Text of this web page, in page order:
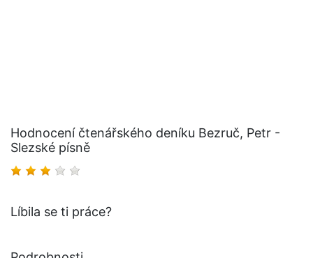
Hodnocení čtenářského deníku Bezruč, Petr -
Slezské písně
Líbila se ti práce?